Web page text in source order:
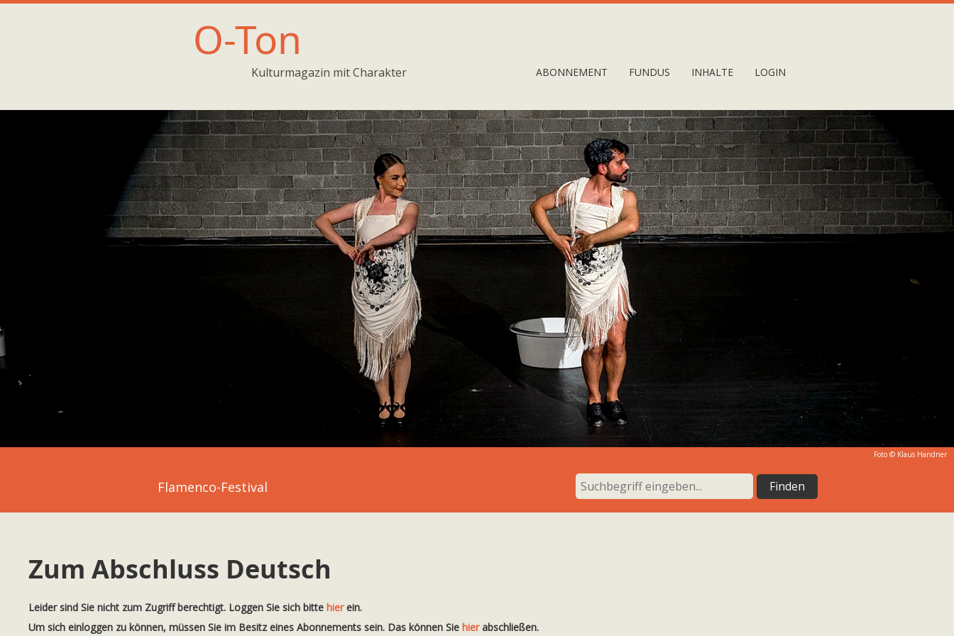
O-Ton
Kulturmagazin mit Charakter ABONNEMENT FUNDUS INHALTE LOGIN
Foto © Klaus Handner
Flamenco-Festival
Zum Abschluss Deutsch
Leider sind Sie nicht zum Zugriff berechtigt. Loggen Sie sich bitte hierein.
Um sich einloggen zu können, müssen Sie im Besitz eines Abonnements sein. Das können Sie hierabschließen.